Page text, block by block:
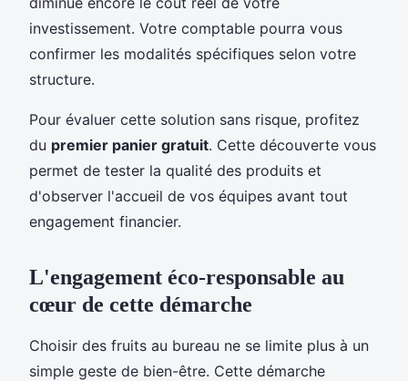
investissement. Votre comptable pourra vous
confirmer les modalités spécifiques selon votre
structure.
Pour évaluer cette solution sans risque, profitez
du premier panier gratuit. Cette découverte vous
permet de tester la qualité des produits et
d'observer l'accueil de vos équipes avant tout
engagement financier.
L'engagement éco-responsable au
cœur de cette démarche
Choisir des fruits au bureau ne se limite plus à un
simple geste de bien-être. Cette démarche